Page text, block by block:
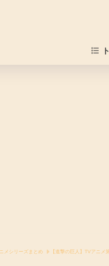
メシリーズまとめ 【進撃の巨人】TVアニメ